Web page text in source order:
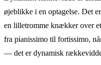
øjeblikke i en optagelse. Det
en lilletromme knækker over
fra pianissimo til fortissimo,
— det er dynamisk